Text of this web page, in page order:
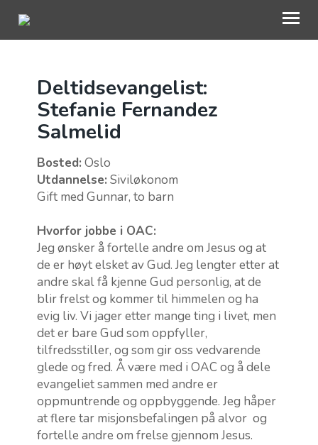
OM OAC
GI EN GAVE
BLI INVOLVERT
RESSURSER
NETTBUTIKK
KONTAKT OSS
TRO
MIN SIDE
Deltidsevangelist:
Stefanie Fernandez
Salmelid
Bosted: Oslo
Utdannelse: Siviløkonom
Gift med Gunnar, to barn
Hvorfor jobbe i OAC:
Jeg ønsker å fortelle andre om Jesus og at
de er høyt elsket av Gud. Jeg lengter etter at
andre skal få kjenne Gud personlig, at de
blir frelst og kommer til himmelen og ha
evig liv. Vi jager etter mange ting i livet, men
det er bare Gud som oppfyller,
tilfredsstiller, og som gir oss vedvarende
glede og fred. Å være med i OAC og å dele
evangeliet sammen med andre er
oppmuntrende og oppbyggende. Jeg håper
at flere tar misjonsbefalingen på alvor og
fortelle andre om frelse gjennom Jesus.